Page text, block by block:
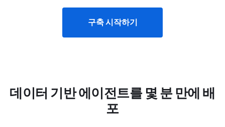
구축 시작하기
데이터 기반 에이전트를 몇 분 만에 배
포